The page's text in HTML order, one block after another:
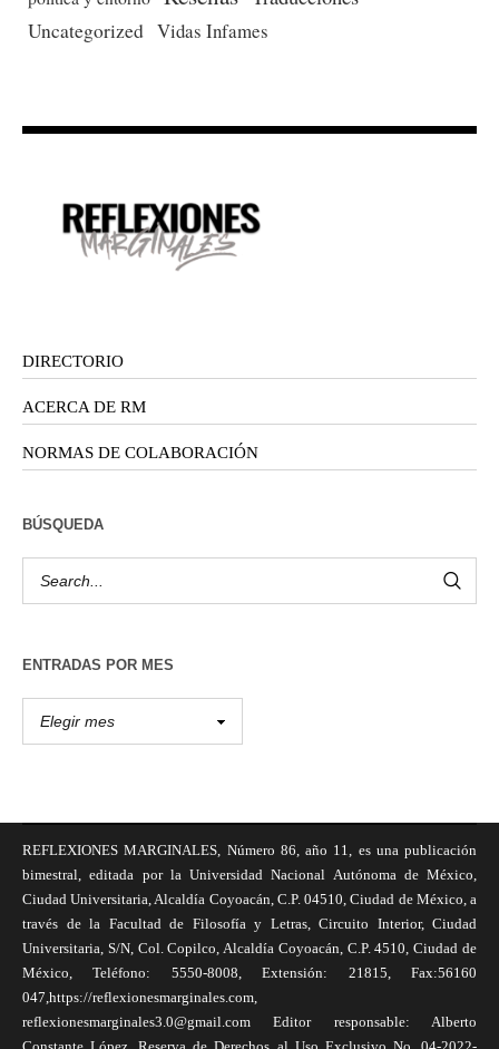
Uncategorized Vidas Infames
DIRECTORIO
ACERCA DE RM
NORMAS DE COLABORACIÓN
BÚSQUEDA
ENTRADAS POR MES
REFLEXIONES MARGINALES, Número 86, año 11, es una publicación
bimestral, editada por la Universidad Nacional Autónoma de México,
Ciudad Universitaria, Alcaldía Coyoacán, C.P. 04510, Ciudad de México, a
través de la Facultad de Filosofía y Letras, Circuito Interior, Ciudad
Universitaria, S/N, Col. Copilco, Alcaldía Coyoacán, C.P. 4510, Ciudad de
México, Teléfono: 5550-8008, Extensión: 21815, Fax:56160
047,https://reflexionesmarginales.com,
reflexionesmarginales3.0@gmail.com Editor responsable: Alberto